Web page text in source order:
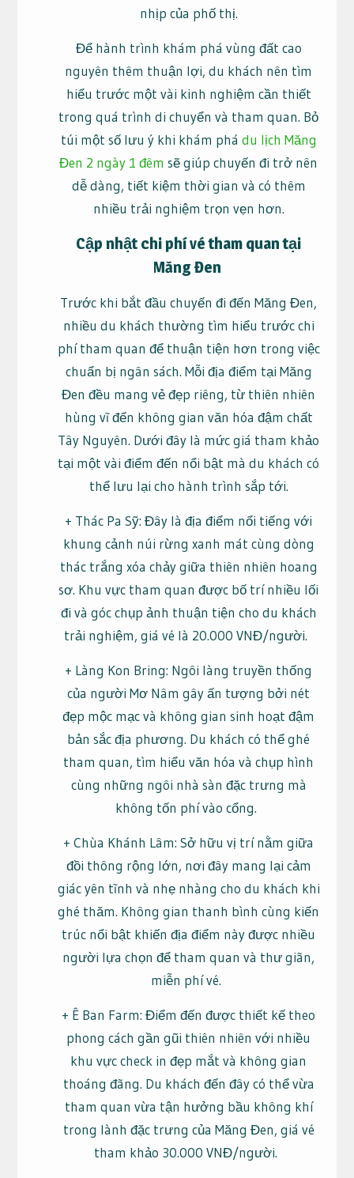
nhịp của phố thị.
Để hành trình khám phá vùng đất cao
nguyên thêm thuận lợi, du khách nên tìm
hiểu trước một vài kinh nghiệm cần thiết
trong quá trình di chuyển và tham quan. Bỏ
túi một số lưu ý khi khám phá du lịch Măng
Đen 2 ngày 1 đêm sẽ giúp chuyến đi trở nên
dễ dàng, tiết kiệm thời gian và có thêm
nhiều trải nghiệm trọn vẹn hơn.
Cập nhật chi phí vé tham quan tại
Măng Đen
Trước khi bắt đầu chuyến đi đến Măng Đen,
nhiều du khách thường tìm hiểu trước chi
phí tham quan để thuận tiện hơn trong việc
chuẩn bị ngân sách. Mỗi địa điểm tại Măng
Đen đều mang vẻ đẹp riêng, từ thiên nhiên
hùng vĩ đến không gian văn hóa đậm chất
Tây Nguyên. Dưới đây là mức giá tham khảo
tại một vài điểm đến nổi bật mà du khách có
thể lưu lại cho hành trình sắp tới.
+ Thác Pa Sỹ: Đây là địa điểm nổi tiếng với
khung cảnh núi rừng xanh mát cùng dòng
thác trắng xóa chảy giữa thiên nhiên hoang
sơ. Khu vực tham quan được bố trí nhiều lối
đi và góc chụp ảnh thuận tiện cho du khách
trải nghiệm, giá vé là 20.000 VNĐ/người.
+ Làng Kon Bring: Ngôi làng truyền thống
của người Mơ Nâm gây ấn tượng bởi nét
đẹp mộc mạc và không gian sinh hoạt đậm
bản sắc địa phương. Du khách có thể ghé
tham quan, tìm hiểu văn hóa và chụp hình
cùng những ngôi nhà sàn đặc trưng mà
không tốn phí vào cổng.
+ Chùa Khánh Lâm: Sở hữu vị trí nằm giữa
đồi thông rộng lớn, nơi đây mang lại cảm
giác yên tĩnh và nhẹ nhàng cho du khách khi
ghé thăm. Không gian thanh bình cùng kiến
trúc nổi bật khiến địa điểm này được nhiều
người lựa chọn để tham quan và thư giãn,
miễn phí vé.
+ Ê Ban Farm: Điểm đến được thiết kế theo
phong cách gần gũi thiên nhiên với nhiều
khu vực check in đẹp mắt và không gian
thoáng đãng. Du khách đến đây có thể vừa
tham quan vừa tận hưởng bầu không khí
trong lành đặc trưng của Măng Đen, giá vé
tham khảo 30.000 VNĐ/người.